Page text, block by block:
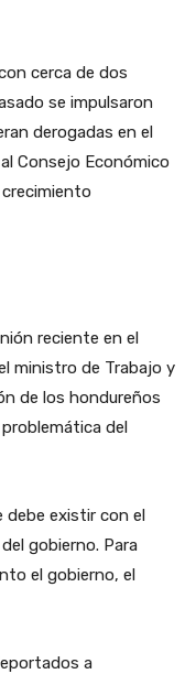
cerca de dos
se impulsaron
derogadas en el
Consejo Económico
reciente en el
ministro de Trabajo y
de los hondureños
del
existir con el
gobierno. Para
el gobierno, el
a